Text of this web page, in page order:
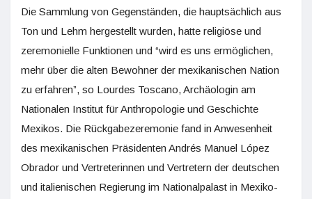
Die Sammlung von Gegenständen, die hauptsächlich aus
Ton und Lehm hergestellt wurden, hatte religiöse und
zeremonielle Funktionen und “wird es uns ermöglichen,
mehr über die alten Bewohner der mexikanischen Nation
zu erfahren”, so Lourdes Toscano, Archäologin am
Nationalen Institut für Anthropologie und Geschichte
Mexikos. Die Rückgabezeremonie fand in Anwesenheit
des mexikanischen Präsidenten Andrés Manuel López
Obrador und Vertreterinnen und Vertretern der deutschen
und italienischen Regierung im Nationalpalast in Mexiko-